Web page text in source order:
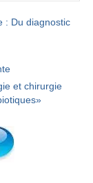
: Du diagnostic
et chirurgie